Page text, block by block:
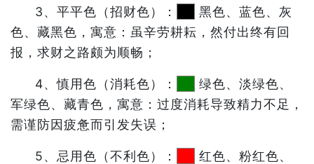
3、平平色（招财色）：
黑色、蓝色、灰
色、藏黑色，寓意：虽辛劳耕耘，然付出终有回
报，求财之路颇为顺畅；
4、慎用色（消耗色）：
绿色、淡绿色、
军绿色、藏青色，寓意：过度消耗导致精力不足，
需谨防因疲惫而引发失误；
5、忌用色（不利色）：
红色、粉红色、